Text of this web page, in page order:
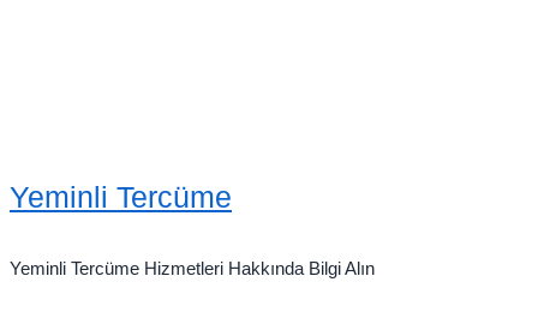
Yeminli Tercüme
Yeminli Tercüme Hizmetleri Hakkında Bilgi Alın